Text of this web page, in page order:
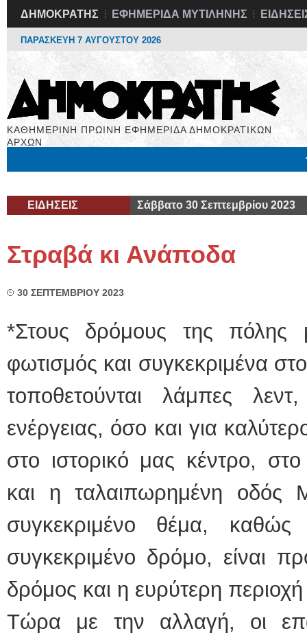
ΔΗΜΟΚΡΑΤΗΣ ΕΦΗΜΕΡΙΔΑ ΜΥΤΙΛΗΝΗΣ
ΠΑΡΑΣΚΕΥΗ 7 ΑΥΓΟΥΣΤΟΥ 2026
ΚΑΘΗΜΕΡΙΝΗ ΠΡΩΙΝΗ ΕΦΗΜΕΡΙΔΑ ΔΗΜΟΚΡΑΤΙΚΩΝ
ΑΡΧΩΝ
ΕΙΔΗΣΕΙΣ Σάββατο 30 Σεπτεμβρίου 2023
Στραβά κι Ανάποδα
30 ΣΕΠΤΕΜΒΡΙΟΥ 2023
*Στους δρόμους της πόλης
φωτισμός και συγκεκριμένα
τοποθετούνται λάμπες
ενέργειας, όσο και για
στο ιστορικό μας κέντρο,
και η ταλαιπωρημένη οδός
συγκεκριμένο θέμα,
συγκεκριμένο δρόμο, είναι
δρόμος και η ευρύτερη περιοχή
Τώρα με την αλλαγή, οι